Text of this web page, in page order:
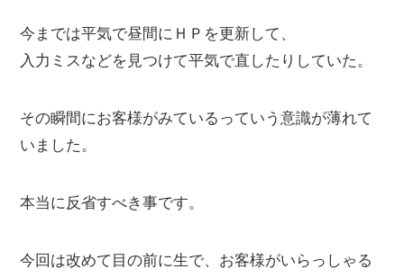
今までは平気で昼間にＨＰを更新して、
入力ミスなどを見つけて平気で直したりしていた。
その瞬間にお客様がみているっていう意識が薄れて
いました。
本当に反省すべき事です。
今回は改めて目の前に生で、お客様がいらっしゃる